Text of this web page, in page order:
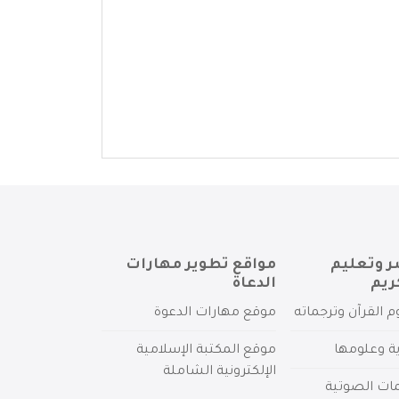
وتعليم
القرآن وترجماته
وعلومها
الصوتية
مواقع تطوير مهارات
الدعاة
موقع مهارات الدعوة
موقع المكتبة الإسلامية
الإلكترونية الشاملة